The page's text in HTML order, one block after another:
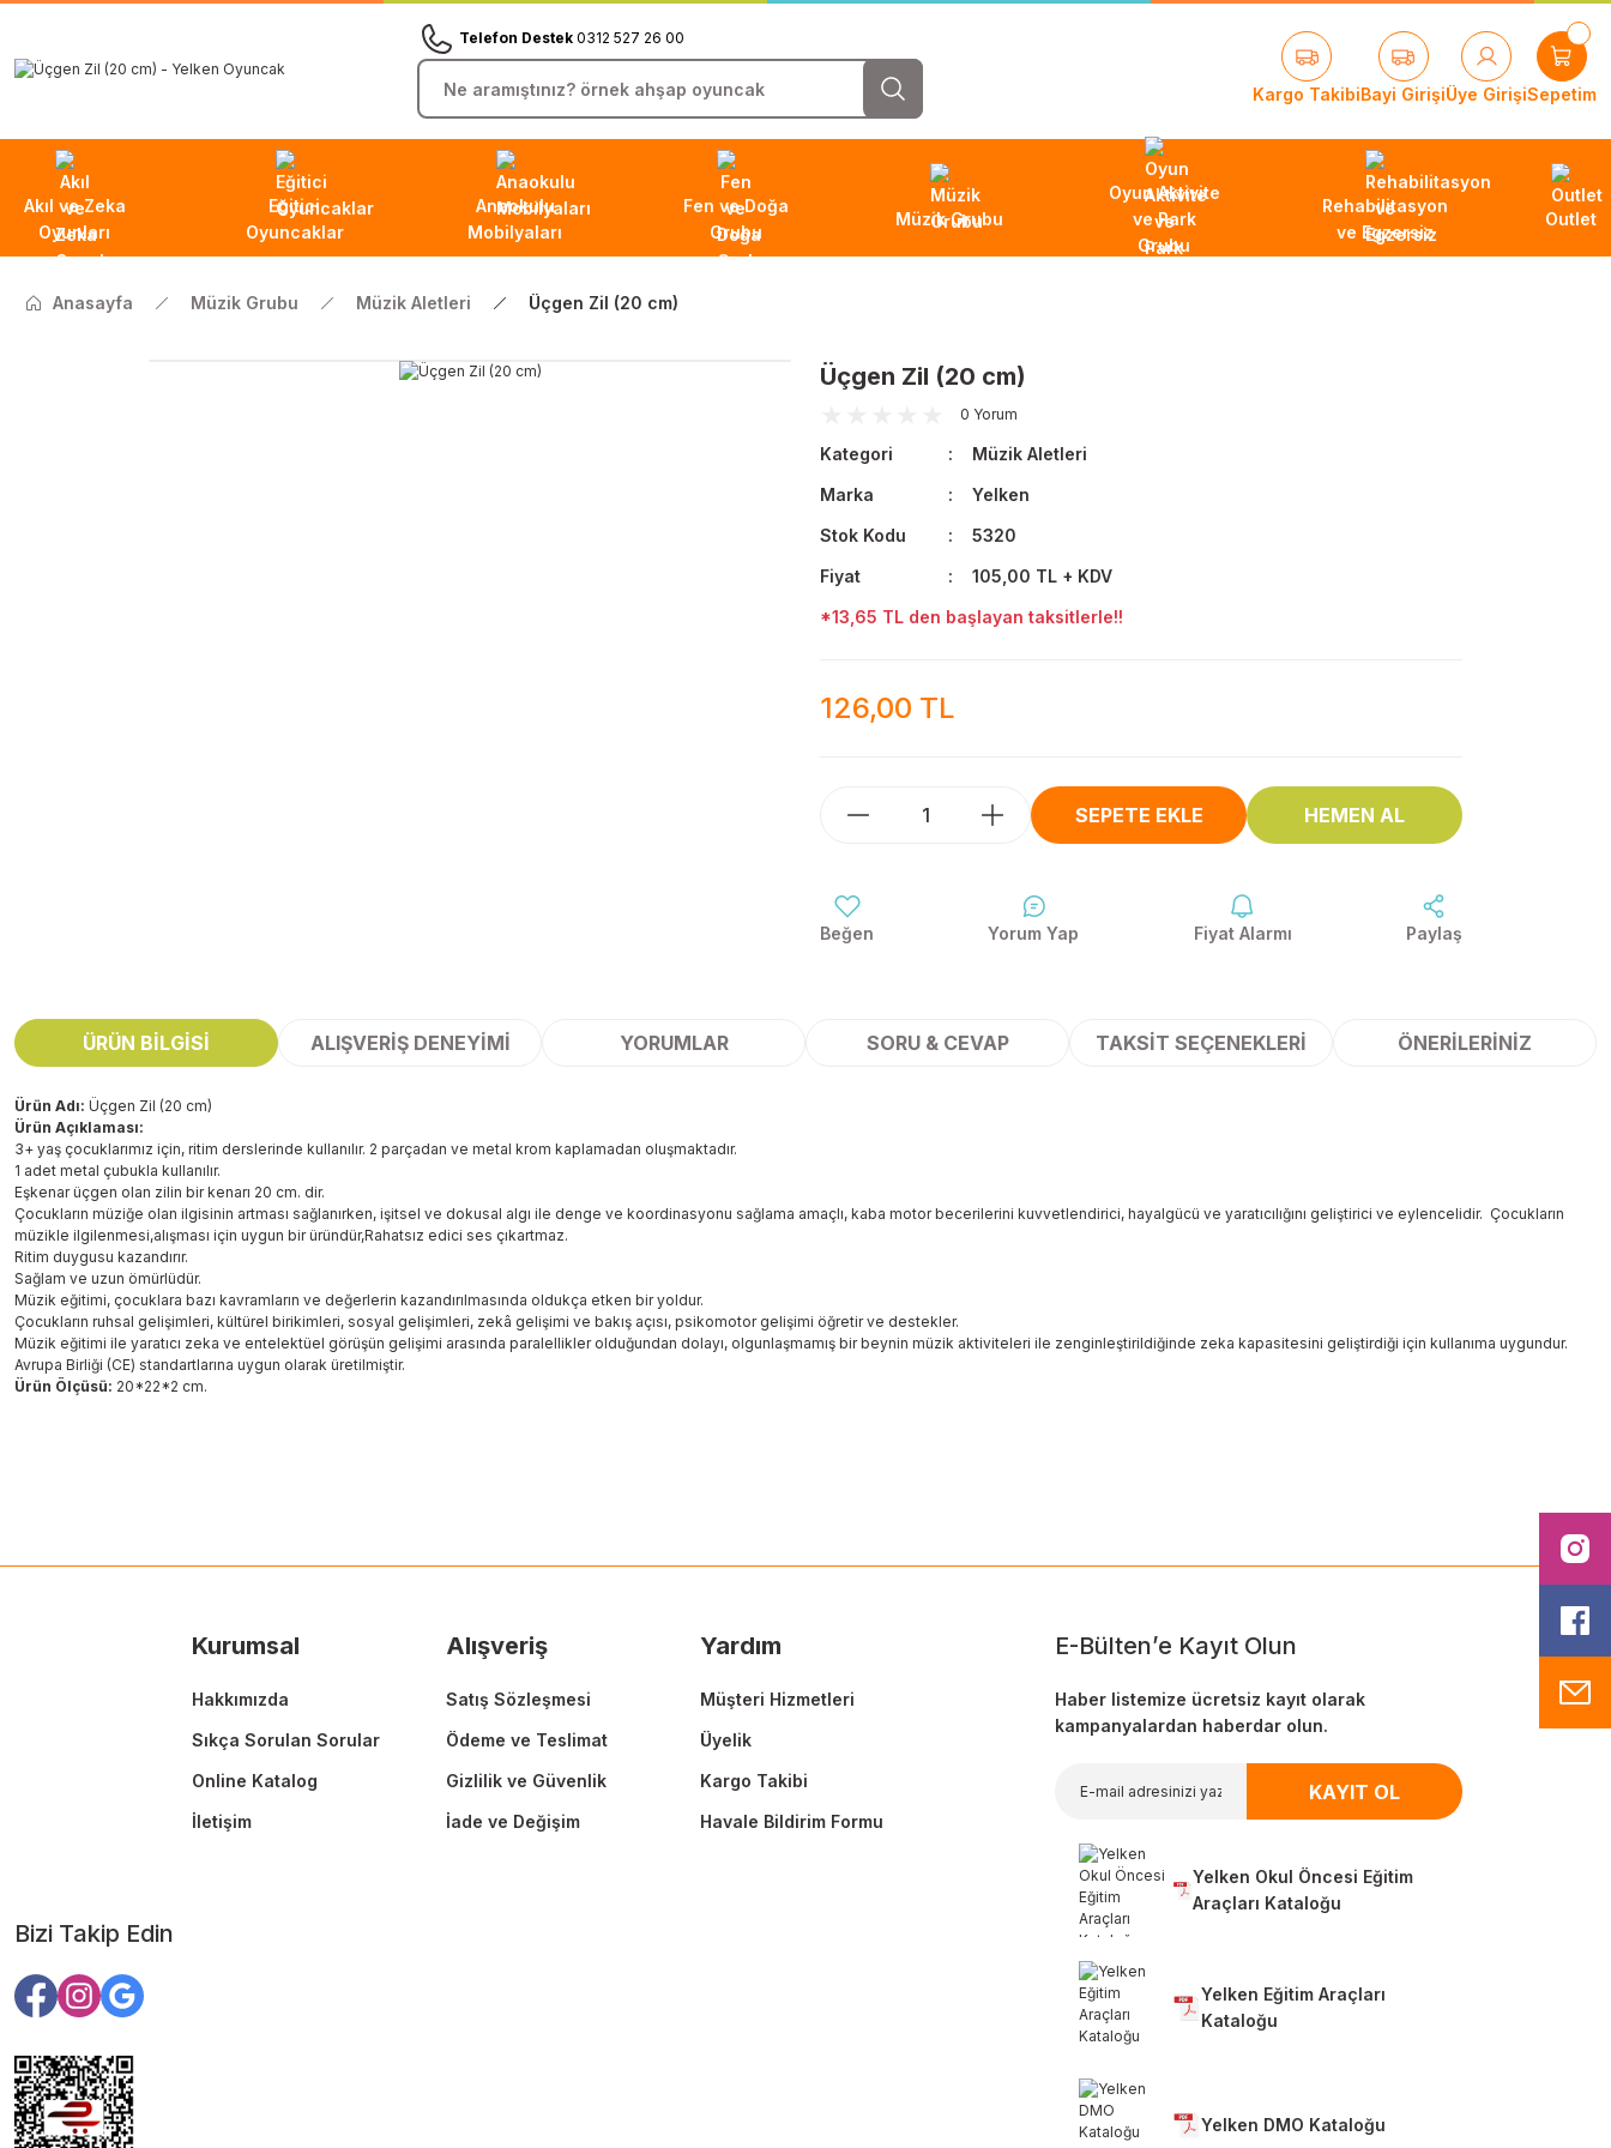
Telefon Destek 0312 527 26 00
Kargo TakibiBayi GirişiÜye GirişiSepetim
Akıl ve Zeka
Oyunları
Eğitici
Oyuncaklar
Anaokulu
Mobilyaları
Fen ve Doğa
Grubu
Müzik Grubu
Oyun Aktivite
ve Park
Grubu
Rehabilitasyon
ve Egzersiz
Outlet
Anasayfa Müzik Grubu Müzik Aletleri Üçgen Zil (20 cm)
Üçgen Zil (20 cm)
0 Yorum
Kategori
Müzik Aletleri
Marka
Yelken
Stok Kodu
5320
Fiyat
105,00 TL + KDV
*13,65 TL den başlayan taksitlerle!!
126,00 TL
SEPETE EKLE HEMEN AL
Yorum Yap Fiyat Alarmı Paylaş
ÜRÜN BILGISI ALIŞVERIŞ DENEYIMI YORUMLAR SORU & CEVAP TAKSIT SEÇENEKLERI ÖNERILERINIZ
Ürün Adı: Üçgen Zil (20 cm)
Ürün Açıklaması:
3+ yaş çocuklarımız için, ritim derslerinde kullanılır. 2 parçadan ve metal krom kaplamadan oluşmaktadır.
1 adet metal çubukla kullanılır.
Eşkenar üçgen olan zilin bir kenarı 20 cm. dir.
Çocukların müziğe olan ilgisinin artması sağlanırken, işitsel ve dokusal algı ile denge ve koordinasyonu sağlama amaçlı, kaba motor becerilerini kuvvetlendirici, hayalgücü ve yaratıcılığını geliştirici ve eylencelidir. Çocukların
müzikle ilgilenmesi,alışması için uygun bir üründür,Rahatsız edici ses çıkartmaz.
Ritim duygusu kazandırır.
Sağlam ve uzun ömürlüdür.
Müzik eğitimi, çocuklara bazı kavramların ve değerlerin kazandırılmasında oldukça etken bir yoldur.
Çocukların ruhsal gelişimleri, kültürel birikimleri, sosyal gelişimleri, zekâ gelişimi ve bakış açısı, psikomotor gelişimi öğretir ve destekler.
Müzik eğitimi ile yaratıcı zeka ve entelektüel görüşün gelişimi arasında paralellikler olduğundan dolayı, olgunlaşmamış bir beynin müzik aktiviteleri ile zenginleştirildiğinde zeka kapasitesini geliştirdiği için kullanıma uygundur.
Avrupa Birliği (CE) standartlarına uygun olarak üretilmiştir.
Ürün Ölçüsü: 20*22*2 cm.
Bu ürüne benzer farklı alternatifler olmalı.
Gönder
Kurumsal
Hakkımızda
Sıkça Sorulan Sorular
Online Katalog
İletişim
Alışveriş
Satış Sözleşmesi
Ödeme ve Teslimat
Gizlilik ve Güvenlik
İade ve Değişim
Yardım
Müşteri Hizmetleri
Üyelik
Kargo Takibi
Havale Bildirim Formu
Bizi Takip Edin
E-Bülten’e Kayıt Olun
Haber listemize ücretsiz kayıt olarak
kampanyalardan haberdar olun.
KAYIT OL
Yelken Okul Öncesi Eğitim
Araçları Kataloğu
Yelken Eğitim Araçları
Kataloğu
Yelken DMO Kataloğu